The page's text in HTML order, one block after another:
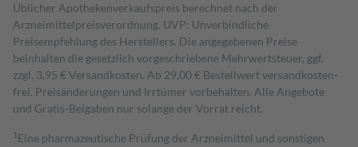
Üblicher Apothekenverkaufspreis berechnet nach der
Arzneimittelpreisverordnung. UVP: Unverbindliche
Preisempfehlung des Herstellers. Die angegebenen Preise
beinhalten die gesetzlich vorgeschriebene Mehrwertsteuer, ggf.
zzgl. 3,95 € Versandkosten. Ab 29,00 € Bestell­wert versand­kosten­
frei. Preisänderungen und Irrtümer vorbehalten. Alle Angebote
und Gratis-Beigaben nur solange der Vorrat reicht.
1 Eine pharmazeutische Prüfung der Arzneimittel und sonstigen